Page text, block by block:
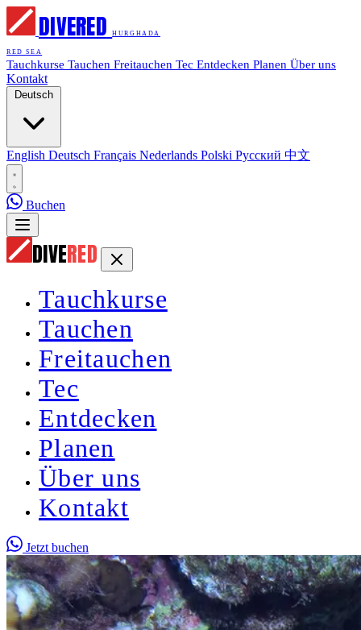
DIVERED HURGHADA
RED SEA
Tauchkurse Tauchen Freitauchen Tec Entdecken Planen Über uns
Kontakt
Deutsch
English Deutsch Français Nederlands Polski Русский 中文
Buchen
DIVERED
Tauchkurse
Tauchen
Freitauchen
Tec
Entdecken
Planen
Über uns
Kontakt
Jetzt buchen